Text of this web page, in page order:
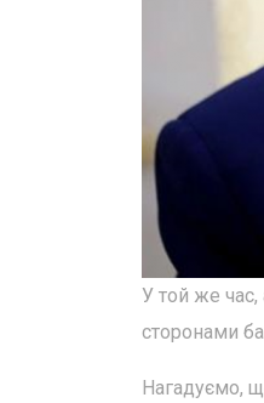
У той же час,
сторонами
Нагадуємо,